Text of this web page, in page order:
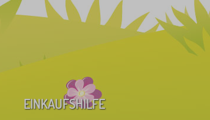
EINKAUFSHILFE